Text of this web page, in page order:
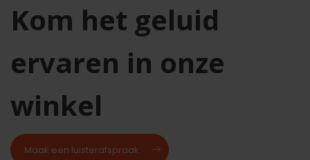
Kom het geluid
ervaren in onze
winkel
Maak een luisterafspraak